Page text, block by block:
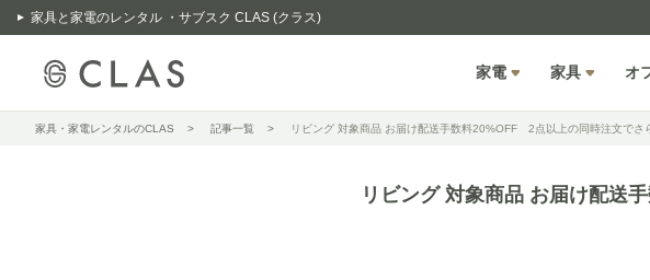
家具と家電のレンタル ・サブスク CLAS (クラス)
家電 家具 オ
家具・家電レンタルのCLAS 記事一覧 リビング 対象商品 お届け配送手数料20%OFF 2点以上の同時注文でさ
リビング 対象商品 お届け配送